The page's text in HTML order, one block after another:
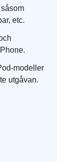
etc.
modeller
utgåvan.